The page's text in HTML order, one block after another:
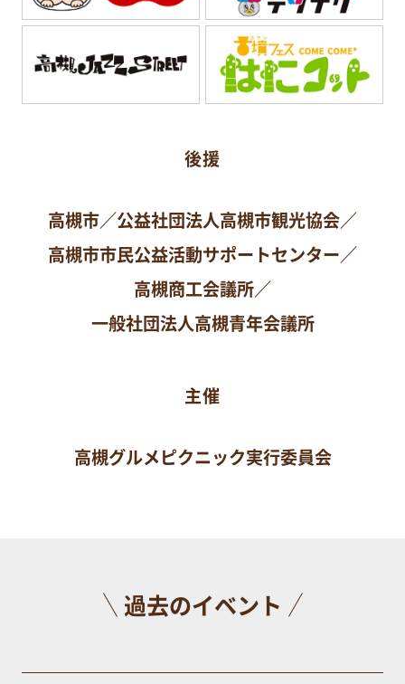
後援
高槻市／公益社団法人高槻市観光協会／
高槻市市民公益活動サポートセンター／
高槻商工会議所／
一般社団法人高槻青年会議所
主催
高槻グルメピクニック実行委員会
過去のイベント